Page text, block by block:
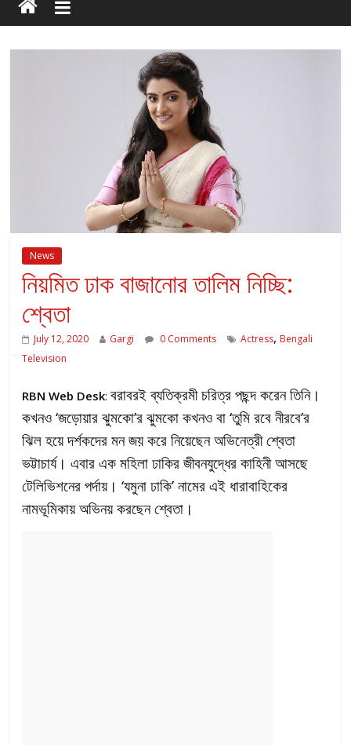
News
নিয়মিত ঢাক বাজানোর তালিম নিচ্ছি:
শ্বেতা
July 12, 2020 Gargi 0 Comments Actress, Bengali
Television
RBN Web Desk:বরাবরই ব্যতিক্রমী চরিত্র পছন্দ করেন তিনি।
কখনও ‘জড়োয়ার ঝুমকো’র ঝুমকো কখনও বা ‘তুমি রবে নীরবে’র
ঝিল হয়ে দর্শকদের মন জয় করে নিয়েছেন অভিনেত্রী শ্বেতা
ভট্টাচার্য। এবার এক মহিলা ঢাকির জীবনযুদ্ধের কাহিনী আসছে
টেলিভিশনের পর্দায়। ‘যমুনা ঢাকি’ নামের এই ধারাবাহিকের
নামভূমিকায় অভিনয় করছেন শ্বেতা।